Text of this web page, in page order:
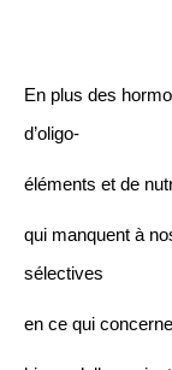
En plus des
d’oligo-
éléments et de
qui manquent à
sélectives
en ce qui